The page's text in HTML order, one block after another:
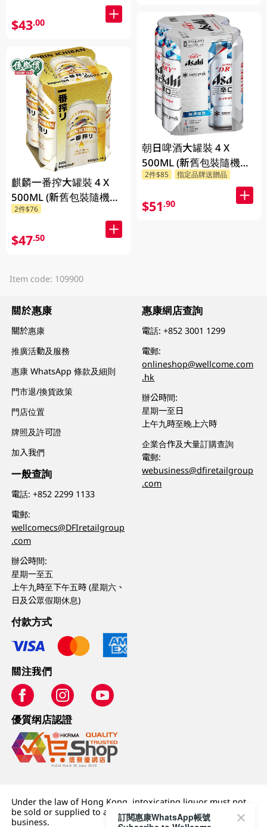
$43.00
麒麟一番搾大罐裝 4 X
500ML (新舊包裝隨機發
貨)
2件$76
$47.50
朝日啤酒大罐裝 4 X
500ML (新舊包裝隨機發
貨)
2件$85 指定品牌送贈品
$51.90
Item code: 109900
關於惠康
關於惠康
推廣活動及服務
惠康 WhatsApp 條款及細則
門市退/換貨政策
門店位置
牌照及許可證
加入我們
一般查詢
電話:+852 2299 1133
電郵:
wellcomecs@DFIretailgroup
.com
辦公時間:
星期一至五
上午九時至下午五時 (星期六、
日及公眾假期休息)
惠康網店查詢
電話:+852 3001 1299
電郵:
onlineshop@wellcome.com
.hk
辦公時間:
星期一至日
上午九時至晚上六時
企業合作及大量訂購查詢
電郵:
webusiness@dfiretailgroup
.com
付款方式
關注我們
優質纲店認證
Under the law of Hong Kong, intoxicating liquor must not
be sold or supplied to a minor (under 18) in the course of
business.
訂閱惠康WhatsApp帳號